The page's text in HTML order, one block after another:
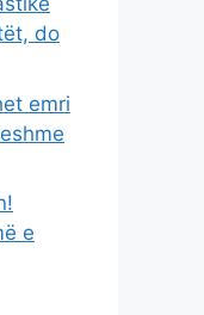
do
emri
e